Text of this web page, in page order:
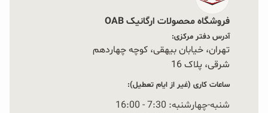
فروشگاه محصولات ارگانیک OAB
آدرس دفتر مرکزی:
تهران، خیابان بیهقی، کوچه چهاردهم
شرقی، پلاک 16‭
ساعات کاری (غیر از ایام تعطیل):
شنبه-چهارشنبه: 7:30 - 16:00